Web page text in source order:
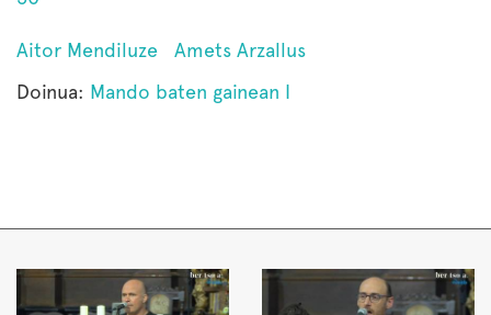
Aitor Mendiluze
Amets Arzallus
Doinua: Mando baten gainean I